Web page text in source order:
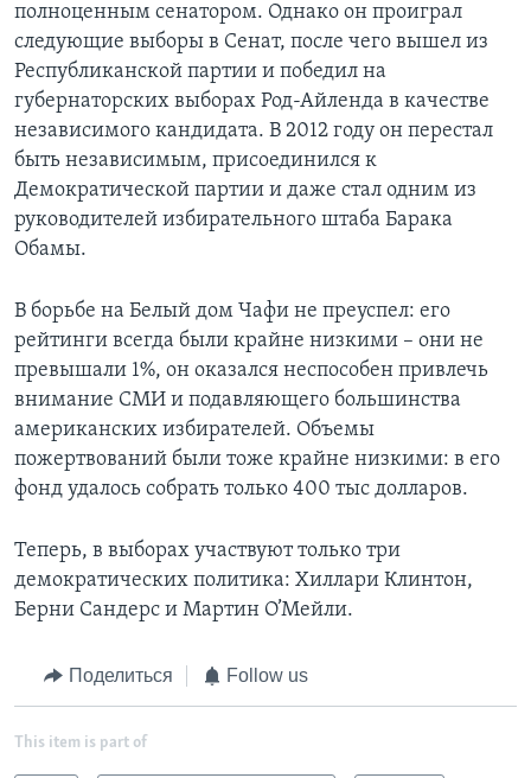
полноценным сенатором. Однако он проиграл
следующие выборы в Сенат, после чего вышел из
Республиканской партии и победил на
губернаторских выборах Род-Айленда в качестве
независимого кандидата. В 2012 году он перестал
быть независимым, присоединился к
Демократической партии и даже стал одним из
руководителей избирательного штаба Барака
Обамы.
В борьбе на Белый дом Чафи не преуспел: его
рейтинги всегда были крайне низкими – они не
превышали 1%, он оказался неспособен привлечь
внимание СМИ и подавляющего большинства
американских избирателей. Объемы
пожертвований были тоже крайне низкими: в его
фонд удалось собрать только 400 тыс долларов.
Теперь, в выборах участвуют только три
демократических политика: Хиллари Клинтон,
Берни Сандерс и Мартин О’Мейли.
Поделиться Follow us
This item is part of